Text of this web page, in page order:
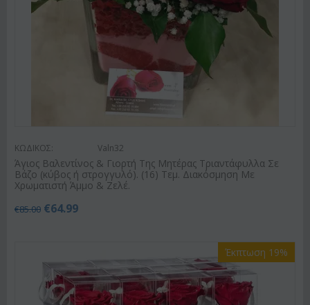
ΚΩΔΙΚΟΣ: Valn32
Άγιος Βαλεντίνος & Γιορτή Της Μητέρας Τριαντάφυλλα Σε
Βάζο (κύβος ή στρογγυλό). (16) Τεμ. Διακόσμηση Με
Χρωματιστή Άμμο & Ζελέ.
€85.00 €64.99
Έκπτωση 19%